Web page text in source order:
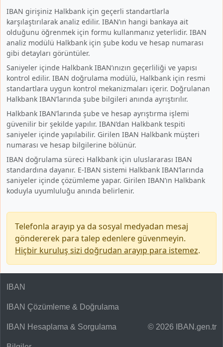
IBAN girişiniz Halkbank için geçerli standartlarla
karşılaştırılarak analiz edilir. IBAN’ın hangi bankaya ait
olduğunu öğrenmek için formu kullanmanız yeterlidir. IBAN
analiz modülü Halkbank için şube kodu ve hesap numarası
gibi detayları görüntüler.
Saniyeler içinde Halkbank IBAN’ınızın geçerliliği ve yapısı
kontrol edilir. IBAN doğrulama modülü, Halkbank için resmi
standartlara uygun kontrol mekanizmaları içerir. Doğrulanan
Halkbank IBAN’larında şube bilgileri anında ayrıştırılır.
Halkbank IBAN’larında şube ve hesap ayrıştırma işlemi
güvenilir bir şekilde yapılır. IBAN’dan Halkbank tespiti
saniyeler içinde yapılabilir. Girilen IBAN Halkbank müşteri
numarası ve hesap bilgilerine bölünür.
IBAN doğrulama süreci Halkbank için uluslararası IBAN
standardına dayanır. E-IBAN sistemi Halkbank IBAN’larında
saniyeler içinde çözümleme yapar. Girilen IBAN’ın Halkbank
koduyla uyumluluğu anında belirlenir.
Telefonla arayıp ya da sosyal medyadan mesaj
göndererek para talep edenlere güvenmeyin.
Hiçbir kuruluş sizi doğrudan arayıp para istemez.
© 2026 IBAN.gen.tr
IBAN
IBAN Çözümleme & Doğrulama
IBAN Hesaplama & Sorgulama